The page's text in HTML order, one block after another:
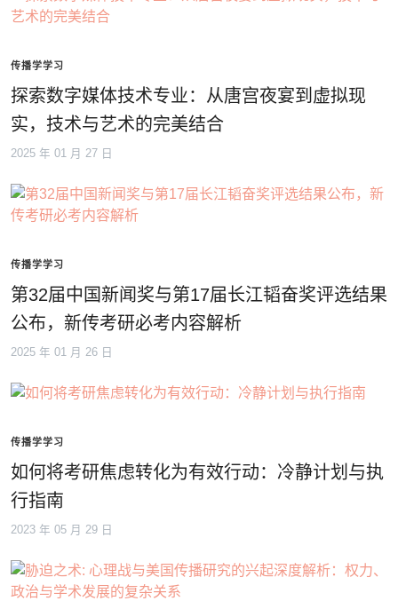
传播学学习
探索数字媒体技术专业：从唐宫夜宴到虚拟现
实，技术与艺术的完美结合
2025 年 01 月 27 日
传播学学习
第32届中国新闻奖与第17届长江韬奋奖评选结果
公布，新传考研必考内容解析
2025 年 01 月 26 日
传播学学习
如何将考研焦虑转化为有效行动：冷静计划与执
行指南
2023 年 05 月 29 日